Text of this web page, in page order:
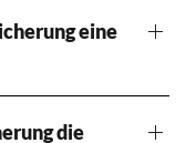
eine
die